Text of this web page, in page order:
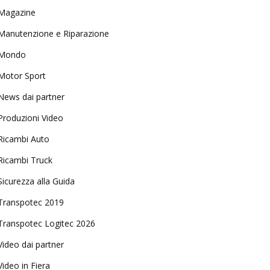
e Riparazione
Sport
dai partner
Video
Auto
Truck
alla Guida
2019
Logitec 2026
dai partner
in Fiera